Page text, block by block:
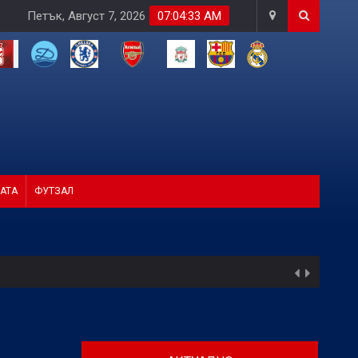
07:04:34 AM
Петък, Август 7, 2026
ФУТЗАЛ